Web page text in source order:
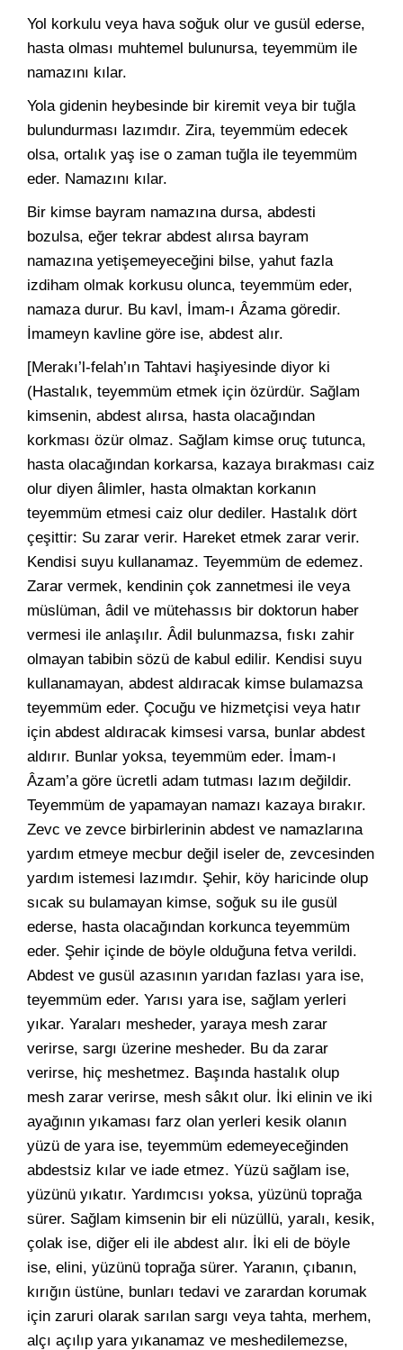
Yol korkulu veya hava soğuk olur ve gusül ederse,
hasta olması muhtemel bulunursa, teyemmüm ile
namazını kılar.
Yola gidenin heybesinde bir kiremit veya bir tuğla
bulundurması lazımdır. Zira, teyemmüm edecek
olsa, ortalık yaş ise o zaman tuğla ile teyemmüm
eder. Namazını kılar.
Bir kimse bayram namazına dursa, abdesti
bozulsa, eğer tekrar abdest alırsa bayram
namazına yetişemeyeceğini bilse, yahut fazla
izdiham olmak korkusu olunca, teyemmüm eder,
namaza durur. Bu kavl, İmam-ı Âzama göredir.
İmameyn kavline göre ise, abdest alır.
[Merakı’l-felah’ın Tahtavi haşiyesinde diyor ki
(Hastalık, teyemmüm etmek için özürdür. Sağlam
kimsenin, abdest alırsa, hasta olacağından
korkması özür olmaz. Sağlam kimse oruç tutunca,
hasta olacağından korkarsa, kazaya bırakması caiz
olur diyen âlimler, hasta olmaktan korkanın
teyemmüm etmesi caiz olur dediler. Hastalık dört
çeşittir: Su zarar verir. Hareket etmek zarar verir.
Kendisi suyu kullanamaz. Teyemmüm de edemez.
Zarar vermek, kendinin çok zannetmesi ile veya
müslüman, âdil ve mütehassıs bir doktorun haber
vermesi ile anlaşılır. Âdil bulunmazsa, fıskı zahir
olmayan tabibin sözü de kabul edilir. Kendisi suyu
kullanamayan, abdest aldıracak kimse bulamazsa
teyemmüm eder. Çocuğu ve hizmetçisi veya hatır
için abdest aldıracak kimsesi varsa, bunlar abdest
aldırır. Bunlar yoksa, teyemmüm eder. İmam-ı
Âzam’a göre ücretli adam tutması lazım değildir.
Teyemmüm de yapamayan namazı kazaya bırakır.
Zevc ve zevce birbirlerinin abdest ve namazlarına
yardım etmeye mecbur değil iseler de, zevcesinden
yardım istemesi lazımdır. Şehir, köy haricinde olup
sıcak su bulamayan kimse, soğuk su ile gusül
ederse, hasta olacağından korkunca teyemmüm
eder. Şehir içinde de böyle olduğuna fetva verildi.
Abdest ve gusül azasının yarıdan fazlası yara ise,
teyemmüm eder. Yarısı yara ise, sağlam yerleri
yıkar. Yaraları mesheder, yaraya mesh zarar
verirse, sargı üzerine mesheder. Bu da zarar
verirse, hiç meshetmez. Başında hastalık olup
mesh zarar verirse, mesh sâkıt olur. İki elinin ve iki
ayağının yıkaması farz olan yerleri kesik olanın
yüzü de yara ise, teyemmüm edemeyeceğinden
abdestsiz kılar ve iade etmez. Yüzü sağlam ise,
yüzünü yıkatır. Yardımcısı yoksa, yüzünü toprağa
sürer. Sağlam kimsenin bir eli nüzüllü, yaralı, kesik,
çolak ise, diğer eli ile abdest alır. İki eli de böyle
ise, elini, yüzünü toprağa sürer. Yaranın, çıbanın,
kırığın üstüne, bunları tedavi ve zarardan korumak
için zaruri olarak sarılan sargı veya tahta, merhem,
alçı açılıp yara yıkanamaz ve meshedilemezse,